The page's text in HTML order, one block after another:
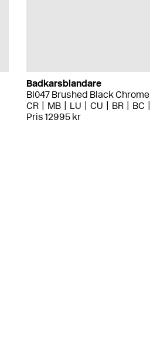
Badkarsblandare
BI047 Brushed Black Chrome
CR
MB LU CU BR BC
Pris 12995 kr